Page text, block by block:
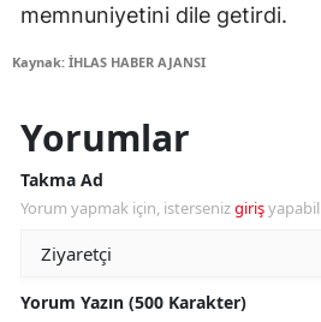
memnuniyetini dile getirdi.
Kaynak: İHLAS HABER AJANSI
Yorumlar
Takma Ad
Yorum yapmak için, istersenizgiriş
Yorum Yazın (500 Karakter)